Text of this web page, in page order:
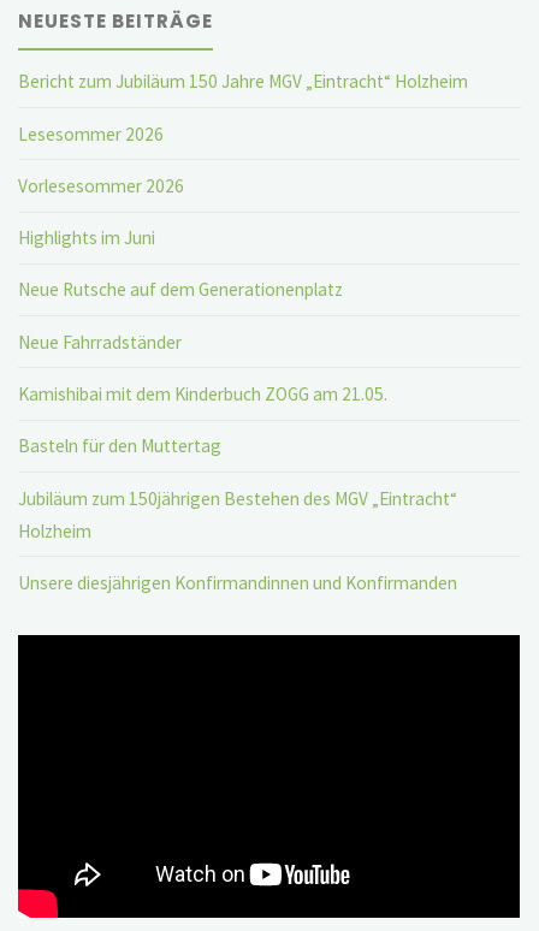
NEUESTE BEITRÄGE
Bericht zum Jubiläum 150 Jahre MGV „Eintracht“ Holzheim
Lesesommer 2026
Vorlesesommer 2026
Highlights im Juni
Neue Rutsche auf dem Generationenplatz
Neue Fahrradständer
Kamishibai mit dem Kinderbuch ZOGG am 21.05.
Basteln für den Muttertag
Jubiläum zum 150jährigen Bestehen des MGV „Eintracht“
Holzheim
Unsere diesjährigen Konfirmandinnen und Konfirmanden